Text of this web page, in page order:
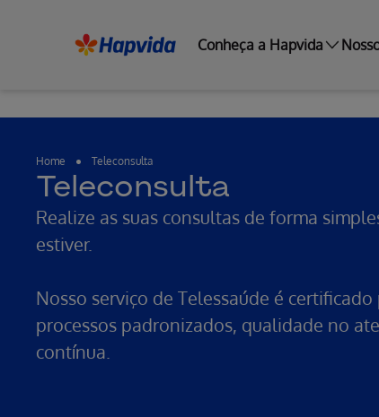
Conheça a Hapvida
Home Teleconsulta
Teleconsulta
Realize as suas consultas de forma
estiver.
Nosso serviço de Telessaúde é
processos padronizados, qualidade no
contínua.